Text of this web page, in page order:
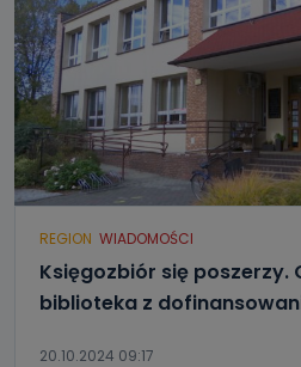
REGION WIADOMOŚCI
Księgozbiór się poszerzy.
biblioteka z
20.10.2024 09:17